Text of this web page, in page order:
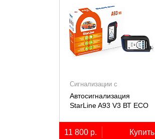
Сигнализации с
автозапуском
Автосигнализация
StarLine A93 V3 ВТ ECO
11 800 р. Купить